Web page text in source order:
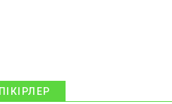
ПІКІРЛЕР